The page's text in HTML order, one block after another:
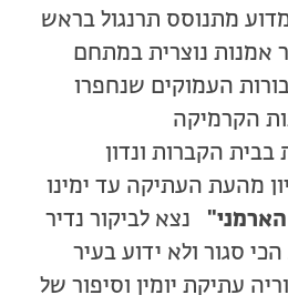
מתנוסס תרנגול בראש
אמנות נוצרית במתחם
העמוקים שנחפרו
הקרמיקה
הקברות ונדון
מהעת העתיקה עד ימינו
נצא לביקור נדיר
הכי סגור ולא ידוע בעיר
עתיקת יומין וסיפור של